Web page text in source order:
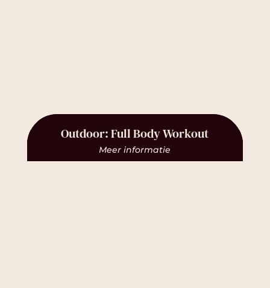
Outdoor: Full Body Workout
Meer informatie